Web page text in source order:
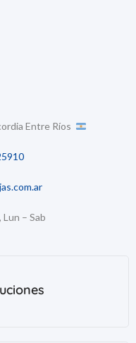
Entre Ríos
– Sab